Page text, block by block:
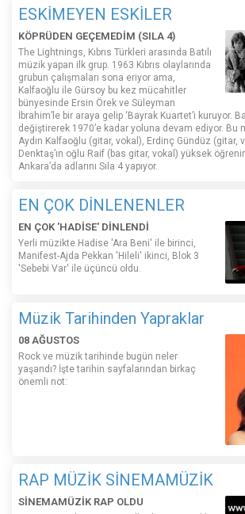
ESKİMEYEN ESKİLER
KÖPRÜDEN GEÇEMEDİM (SILA 4)
The Lightnings, Kıbrıs Türkleri arasında Batılı
müzik yapan ilk grup. 1963 Kıbrıs olaylarında
grubun çalışmaları sona eriyor ama,
Kalfaoğlu ile Gürsoy bu kez mücahitler
bünyesinde Ersin Örek ve Süleyman
İbrahim’le bir araya gelip ‘Bayrak Kuartet’i kuruyor.
değiştirerek 1970’e kadar yoluna devam ediyor. Bu
Aydın Kalfaoğlu (gitar, vokal), Erdinç Gündüz (gitar,
Denktaş’ın oğlu Raif (bas gitar, vokal) yüksek
Ankara’da adlarını Sıla 4 yapıyor.
EN ÇOK DİNLENENLER
EN ÇOK 'HADİSE' DİNLENDİ
Yerli müzikte Hadise 'Ara Beni' ile birinci,
Manifest-Ajda Pekkan 'Hileli' ikinci, Blok 3
'Sebebi Var' ile üçüncü oldu.
Müzik Tarihinden Yapraklar
08 AĞUSTOS
Rock ve müzik tarihinde bugün neler
yaşandı? İşte tarihin sayfalarından birkaç
önemli not:
RAP MÜZİK SİNEMAMÜZİK
SİNEMAMÜZİK RAP OLDU